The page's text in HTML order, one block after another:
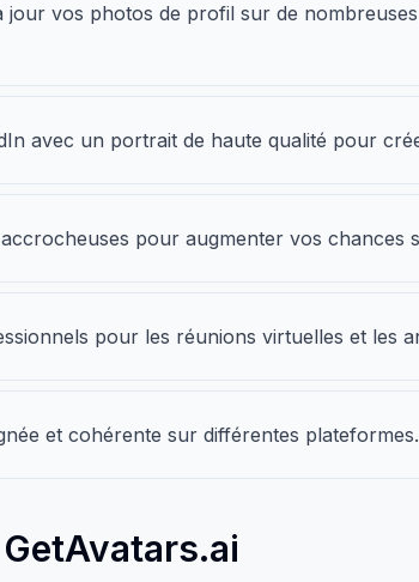
vos photos de profil sur de
avec un portrait de haute qualité pour
pour augmenter vos chances
pour les réunions virtuelles et les
et cohérente sur différentes plateformes.